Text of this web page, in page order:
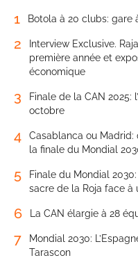
1 Botola à 20 clubs: gare
2
Interview Exclusive.
première année et
économique
3
Finale de la CAN 2025:
octobre
4
Casablanca ou
la finale du Mondial
5
Finale du Mondial
sacre de la Roja face
6 La CAN élargie à 28
7
Mondial 2030:
Tarascon